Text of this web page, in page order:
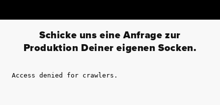
Schicke uns eine Anfrage zur
Produktion Deiner eigenen Socken.